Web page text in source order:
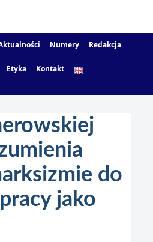
Numery Redakcja
Etyka Kontakt
do
jako